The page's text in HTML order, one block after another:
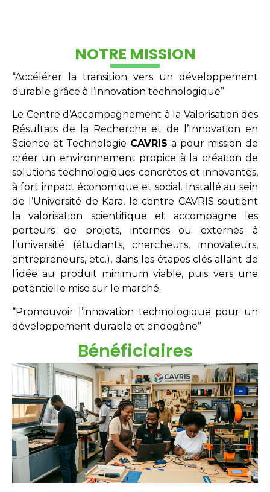
NOTRE MISSION
“Accélérer la transition vers un développement
durable grâce à l’innovation technologique”
Le Centre d’Accompagnement à la Valorisation des
Résultats de la Recherche et de l’Innovation en
Science et Technologie CAVRIS a pour mission de
créer un environnement propice à la création de
solutions technologiques concrètes et innovantes,
à fort impact économique et social. Installé au sein
de l’Université de Kara, le centre CAVRIS soutient
la valorisation scientifique et accompagne les
porteurs de projets, internes ou externes à
l’université (étudiants, chercheurs, innovateurs,
entrepreneurs, etc.), dans les étapes clés allant de
l’idée au produit minimum viable, puis vers une
potentielle mise sur le marché.
“Promouvoir l’innovation technologique pour un
développement durable et endogène”
Bénéficiaires
Étudiants Néo-diplômés Doctorants
Chercheurs
Innovateurs
Entreprises acteurs sociaux.